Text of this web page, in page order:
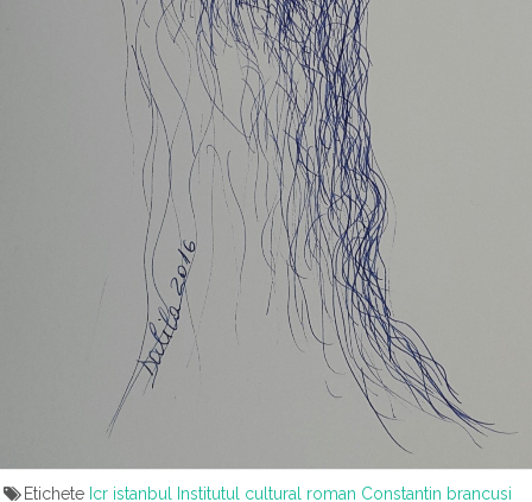
Etichete Icr istanbul Institutul cultural roman Constantin brancusi